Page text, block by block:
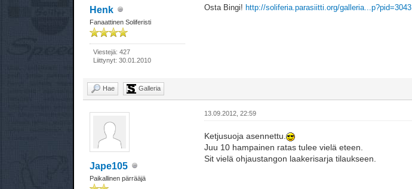
Henk
Fanaattinen Soliferisti
Viestejä: 427
Liittynyt: 30.01.2010
Osta Bingi! http://soliferia.parasiitti.org/galleria...p?pid=3043
Hae Galleria
Jape105
Paikallinen pärrääjä
13.09.2012, 22:59
Ketjusuoja asennettu.
Juu 10 hampainen ratas tulee vielä eteen.
Sit vielä ohjaustangon laakerisarja tilaukseen.